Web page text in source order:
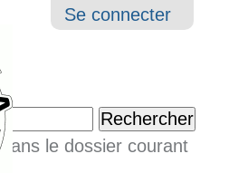
Outils
Se connecter
le dossier courant